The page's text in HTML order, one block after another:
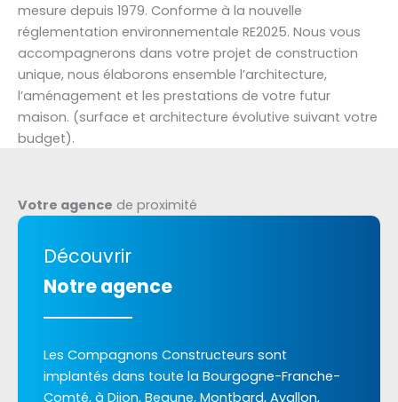
mesure depuis 1979. Conforme à la nouvelle
réglementation environnementale RE2025. Nous vous
accompagnerons dans votre projet de construction
unique, nous élaborons ensemble l’architecture,
l’aménagement et les prestations de votre futur
maison. (surface et architecture évolutive suivant votre
budget).
Votre agence de proximité
Découvrir
Notre agence
Les Compagnons Constructeurs sont
implantés dans toute la Bourgogne-Franche-
Comté, à Dijon, Beaune, Montbard, Avallon,